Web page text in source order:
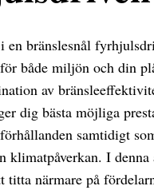
en bränslesnål
både miljön och din
av
dig bästa möjliga
samtidigt
klimatpåverkan. I
titta närmare på